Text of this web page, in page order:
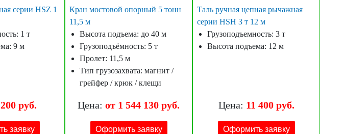
серии HSZ 1
1 т
9 м
руб.
заявку
Кран мостовой опорный 5 тонн
11,5 м
Высота подъема: до 40 м
Грузоподъёмность: 5 т
Пролет: 11,5 м
Тип грузозахвата: магнит /
грейфер / крюк / клещи
Цена: от 1 544 130 руб.
Оформить заявку
Таль ручная цепная рычажная
серии HSH 3 т 12 м
Грузоподъемность: 3 т
Высота подъема: 12 м
Цена: 11 400 руб.
Оформить заявку